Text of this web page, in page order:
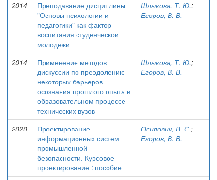
2014
Преподавание дисциплины
"Основы психологии и
педагогики" как фактор
воспитания студенческой
молодежи
Шлыкова, Т. Ю.;
Егоров, В. В.
2014
Применение методов
дискуссии по преодолению
некоторых барьеров
осознания прошлого опыта в
образовательном процессе
технических вузов
Шлыкова, Т. Ю.;
Егоров, В. В.
2020
Проектирование
информационных систем
промышленной
безопасности. Курсовое
проектирование : пособие
Осипович, В. С.;
Егоров, В. В.